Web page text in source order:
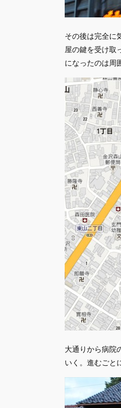
その後は完全に
屋の鍵を受け取
になったのは周
大通りから病院
いく。進むごと